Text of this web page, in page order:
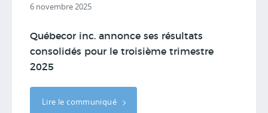
6 novembre 2025
Québecor inc. annonce ses résultats
consolidés pour le troisième trimestre
2025
Lire le communiqué